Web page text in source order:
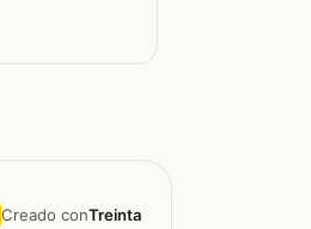
Creado conTreinta